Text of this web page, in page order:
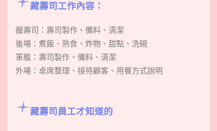
藏壽司工作內容：
握壽司：壽司製作、備料、清潔
後場：煮飯、熟食、炸物、甜點、洗碗
軍艦：壽司製作、備料、清潔
外場：桌席整理、接待顧客、用餐方式說明
藏壽司員工才知道的